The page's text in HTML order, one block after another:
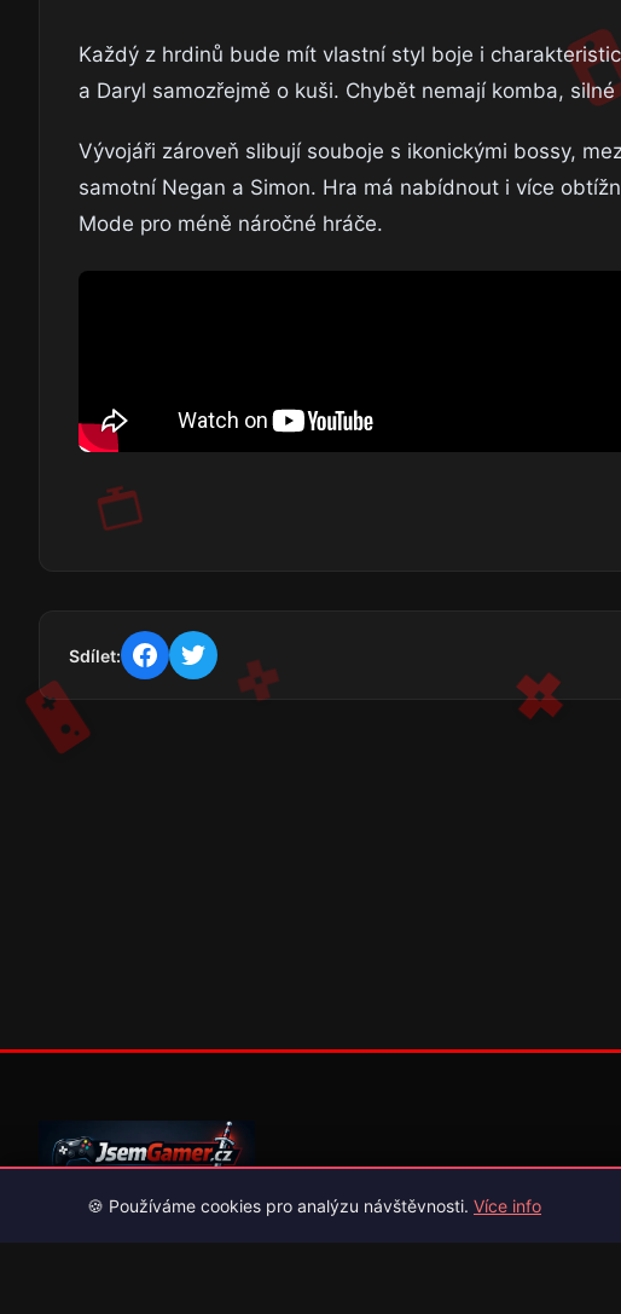
Každý z hrdinů bude mít vlastní styl boje i
a Daryl samozřejmě o kuši. Chybět nemají komba,
Vývojáři zároveň slibují souboje s ikonickými bossy,
samotní Negan a Simon. Hra má nabídnout i více
Mode pro méně náročné hráče.
Sdílet:
Váš průvodce světem videoher. Novinky, recenze a česko-slovenské
překlady her.
🍪 Používáme cookies pro analýzu návštěvnosti. Více info